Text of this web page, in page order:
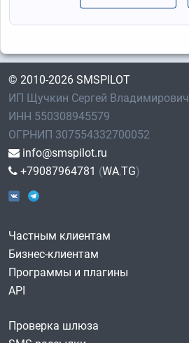
© 2010-2026 SMSPILOT
ИП Щучкин Сергей Владимирович
ИНН 550308945579
ОГРНИП 307554332700052
info@smspilot.ru
+79087964781 (WA,TG)
Частным клиентам
Бизнес-клиентам
Программы и плагины
API
Проверка шлюза